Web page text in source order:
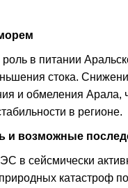
в питании
стока.
и обмеления
в регионе.
и возможные
в сейсмически
катастроф